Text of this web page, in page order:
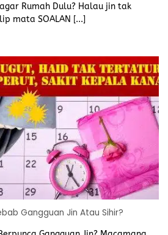
Rumah Dulu? Halau jin tak
mata SOALAN [...]
Gangguan Jin Atau Sihir?